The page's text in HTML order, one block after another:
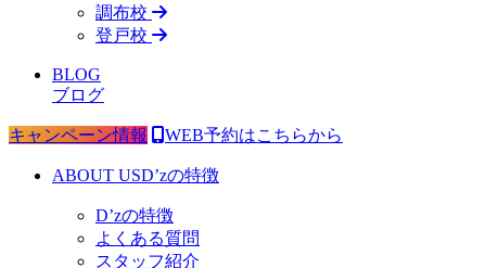
調布校
登戸校
BLOG
ブログ
キャンペーン情報 WEB予約はこちらから
ABOUT USD’zの特徴
D’zの特徴
よくある質問
スタッフ紹介